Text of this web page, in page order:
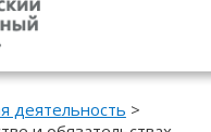
деятельность >